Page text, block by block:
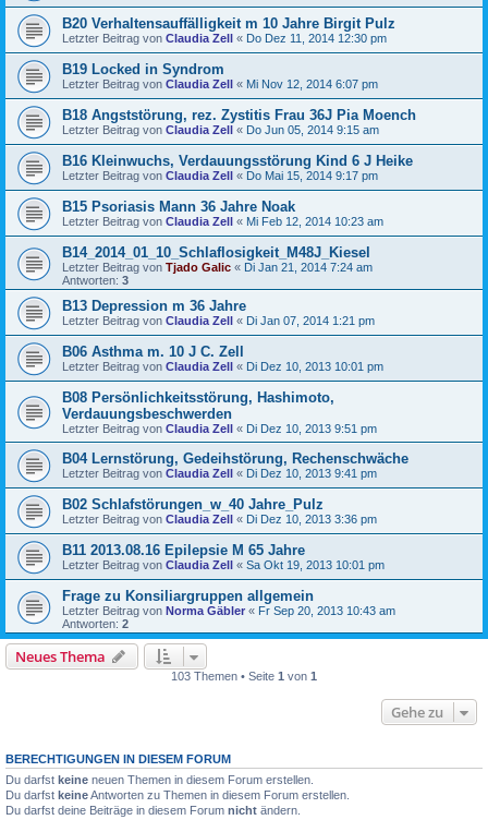
B20 Verhaltensauffälligkeit m 10 Jahre Birgit Pulz
Letzter Beitrag von Claudia Zell « Do Dez 11, 2014 12:30 pm
B19 Locked in Syndrom
Letzter Beitrag von Claudia Zell « Mi Nov 12, 2014 6:07 pm
B18 Angststörung, rez. Zystitis Frau 36J Pia Moench
Letzter Beitrag von Claudia Zell « Do Jun 05, 2014 9:15 am
B16 Kleinwuchs, Verdauungsstörung Kind 6 J Heike
Letzter Beitrag von Claudia Zell « Do Mai 15, 2014 9:17 pm
B15 Psoriasis Mann 36 Jahre Noak
Letzter Beitrag von Claudia Zell « Mi Feb 12, 2014 10:23 am
B14_2014_01_10_Schlaflosigkeit_M48J_Kiesel
Letzter Beitrag von Tjado Galic « Di Jan 21, 2014 7:24 am
Antworten: 3
B13 Depression m 36 Jahre
Letzter Beitrag von Claudia Zell « Di Jan 07, 2014 1:21 pm
B06 Asthma m. 10 J C. Zell
Letzter Beitrag von Claudia Zell « Di Dez 10, 2013 10:01 pm
B08 Persönlichkeitsstörung, Hashimoto,
Verdauungsbeschwerden
Letzter Beitrag von Claudia Zell « Di Dez 10, 2013 9:51 pm
B04 Lernstörung, Gedeihstörung, Rechenschwäche
Letzter Beitrag von Claudia Zell « Di Dez 10, 2013 9:41 pm
B02 Schlafstörungen_w_40 Jahre_Pulz
Letzter Beitrag von Claudia Zell « Di Dez 10, 2013 3:36 pm
B11 2013.08.16 Epilepsie M 65 Jahre
Letzter Beitrag von Claudia Zell « Sa Okt 19, 2013 10:01 pm
Frage zu Konsiliargruppen allgemein
Letzter Beitrag von Norma Gäbler « Fr Sep 20, 2013 10:43 am
Antworten: 2
Neues Thema
103 Themen • Seite 1 von 1
Gehe zu
BERECHTIGUNGEN IN DIESEM FORUM
Du darfst keine neuen Themen in diesem Forum erstellen.
Du darfst keineAntworten zu Themen in diesem Forum erstellen.
Du darfst deine Beiträge in diesem Forum nicht ändern.